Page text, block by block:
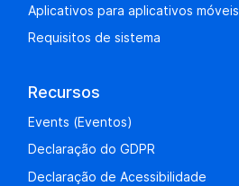
Aplicativos para aplicativos móveis
Requisitos de sistema
Recursos
Events (Eventos)
Declaração do GDPR
Declaração de Acessibilidade